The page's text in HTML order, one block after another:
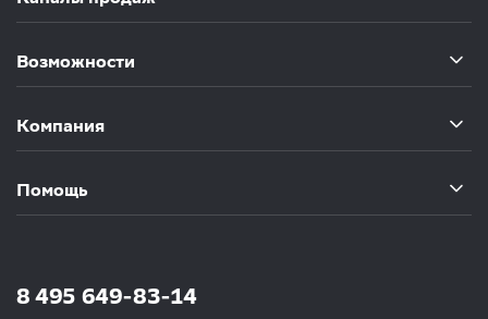
Возможности
Компания
Помощь
8 495 649-83-14